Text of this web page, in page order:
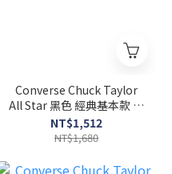
Converse Chuck Taylor
All Star 黑色 經典基本款 低
筒 帆布鞋 M9166C
NT$1,512
NT$1,680